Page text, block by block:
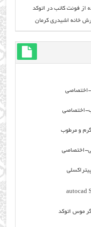
از فونت کاتب در اتوکد
خانه اشیدری کرمان
اختصاصی
اختصاصی
گرم و مرطوب
اختصاصی
موس اتوکد